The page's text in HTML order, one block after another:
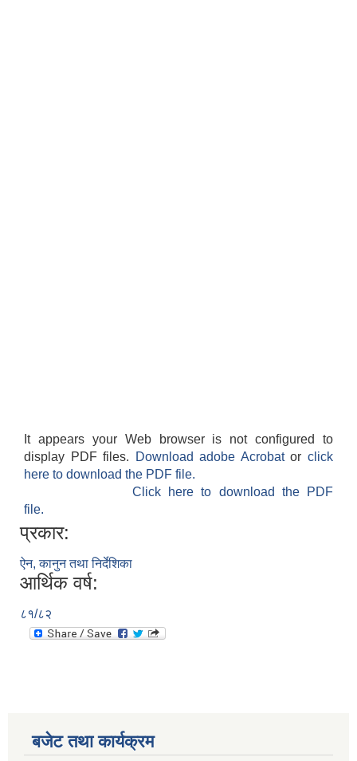
It appears your Web browser is not configured to
display PDF files.
Download adobe Acrobatorclick
here to download the PDF file.
Click here to download the PDF
file.
प्रकार:
ऐन, कानुन तथा निर्देशिका
आर्थिक वर्ष:
८१/८२
बजेट तथा कार्यक्रम